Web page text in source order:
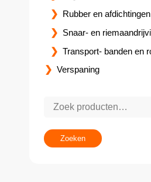
Rubber en afdichtingen
Snaar- en
Transport- banden en
Verspaning
Zoeken